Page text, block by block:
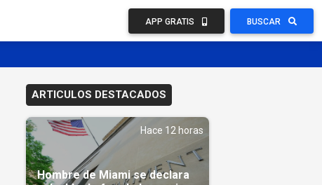
APP GRATIS BUSCAR
ARTICULOS DESTACADOS
Hace 12 horas
Hombre de Miami se declara